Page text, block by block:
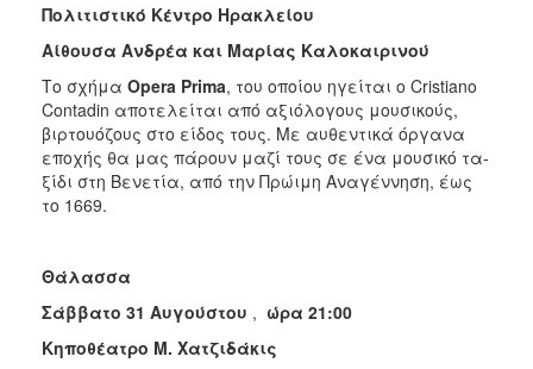
Πολιτιστικό Κέντρο Ηρακλείου
Αίθουσα Ανδρέα και Μαρίας Καλοκαιρινού
Το σχήμα Opera Prima, του οποίου ηγείται ο Cristiano
Contadin αποτελείται από αξιόλογους μουσικούς,
βιρτουόζους στο είδος τους. Με αυθεντικά όργανα
εποχής θα μας πάρουν μαζί τους σε ένα μουσικό τα­
ξίδι στη Βενετία, από την Πρώιμη Αναγέννηση, έως
το 1669.
Θάλασσα
Σάββατο 31 Αυγούστου , ώρα 21:00
Κηποθέατρο Μ. Χατζιδάκις